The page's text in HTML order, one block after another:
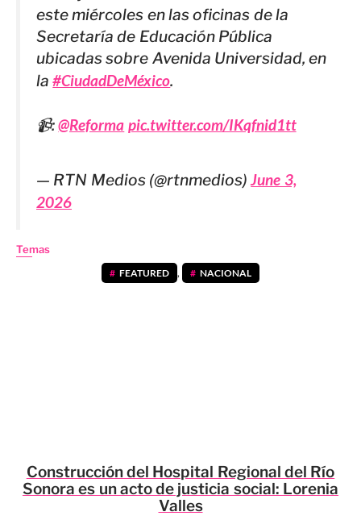
este miércoles en las oficinas de la
Secretaría de Educación Pública
ubicadas sobre Avenida Universidad, en
la#CiudadDeMéxico.
📹:@Reforma pic.twitter.com/IKqfnid1tt
— RTN Medios (@rtnmedios)June 3,
2026
Temas
FEATURED , NACIONAL
Construcción del Hospital Regional del Río
Sonora es un acto de justicia social: Lorenia
Valles